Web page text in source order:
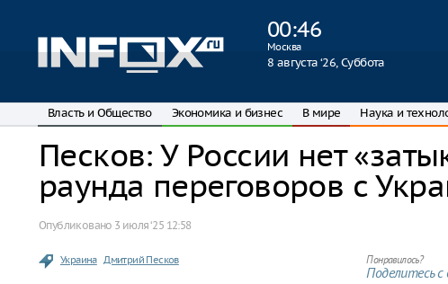
00:46
Москва
8 августа ‘26, Суббота
Власть и Общество Экономика и бизнес В мире Наука и
Песков: У России нет
раунда переговоров с
Опубликовано 3 июля ‘25 12:58
Украина Дмитрий Песков Понравилось?
Поделитесь с